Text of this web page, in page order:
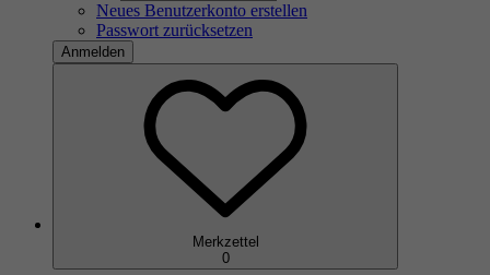
Neues Benutzerkonto erstellen
Passwort zurücksetzen
Anmelden
Merkzettel
0